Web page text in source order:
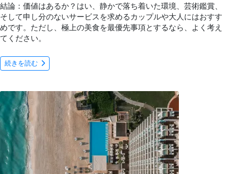
結論：価値はあるか？はい、静かで落ち着いた環境、芸術鑑賞、
そして申し分のないサービスを求めるカップルや大人にはおすす
めです。ただし、極上の美食を最優先事項とするなら、よく考え
てください。
続きを読む